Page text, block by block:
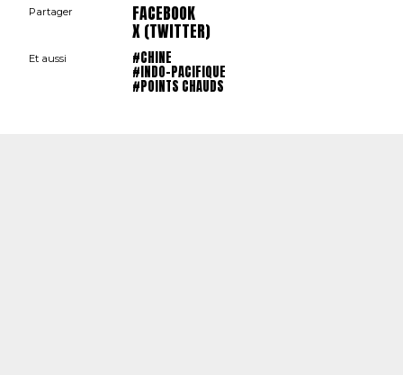
Partager FACEBOOK
X (TWITTER)
Et aussi #CHINE
#INDO-PACIFIQUE
#POINTS CHAUDS